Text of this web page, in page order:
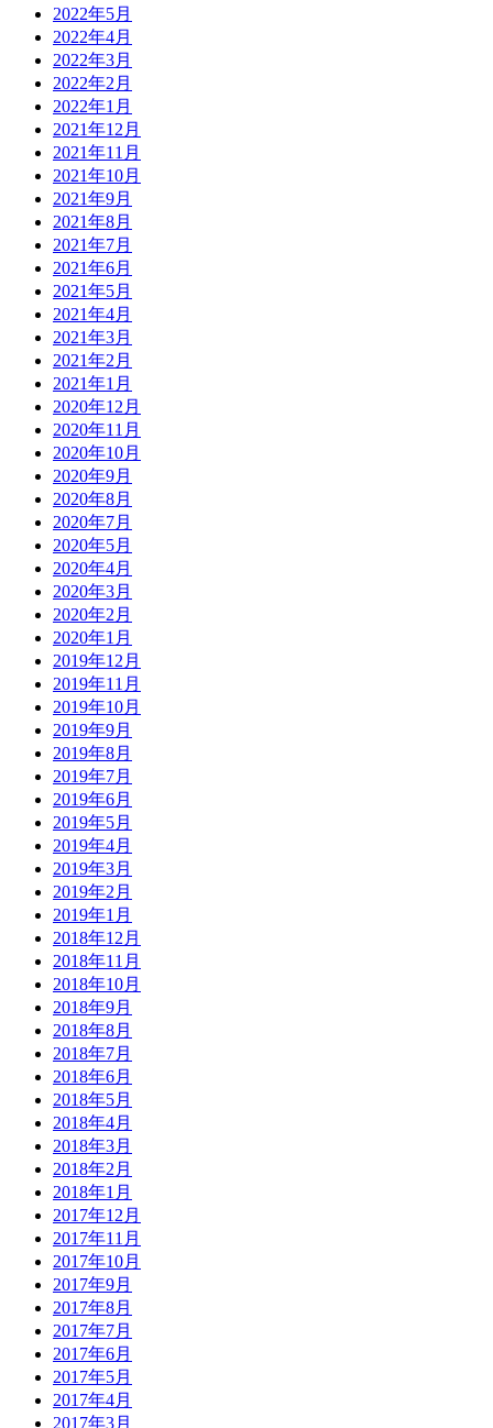
2022年5月
2022年4月
2022年3月
2022年2月
2022年1月
2021年12月
2021年11月
2021年10月
2021年9月
2021年8月
2021年7月
2021年6月
2021年5月
2021年4月
2021年3月
2021年2月
2021年1月
2020年12月
2020年11月
2020年10月
2020年9月
2020年8月
2020年7月
2020年5月
2020年4月
2020年3月
2020年2月
2020年1月
2019年12月
2019年11月
2019年10月
2019年9月
2019年8月
2019年7月
2019年6月
2019年5月
2019年4月
2019年3月
2019年2月
2019年1月
2018年12月
2018年11月
2018年10月
2018年9月
2018年8月
2018年7月
2018年6月
2018年5月
2018年4月
2018年3月
2018年2月
2018年1月
2017年12月
2017年11月
2017年10月
2017年9月
2017年8月
2017年7月
2017年6月
2017年5月
2017年4月
2017年3月